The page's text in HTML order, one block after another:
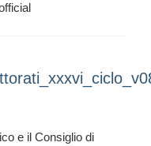
e il Consiglio di